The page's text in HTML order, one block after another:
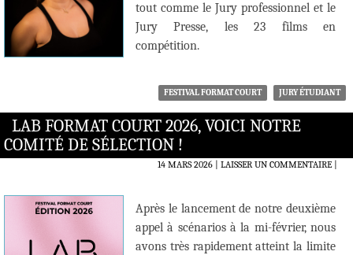
tout comme le Jury professionnel et le
Jury Presse, les 23 films en
compétition.
FESTIVAL FORMAT COURT JURY ÉTUDIANT
LAB FORMAT COURT 2026, VOICI NOTRE
COMITÉ DE SÉLECTION !
14 MARS 2026 LAISSER UN COMMENTAIRE|
Après le lancement de notre deuxième
appel à scénarios à la mi-février, nous
avons très rapidement atteint la limite